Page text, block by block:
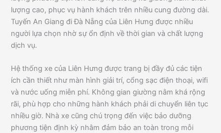
lượng cao, phục vụ hành khách trên nhiều cung đường dài.
Tuyến An Giang đi Đà Nẵng của Liên Hưng được nhiều
người lựa chọn nhờ sự ổn định về thời gian và chất lượng
dịch vụ.
Hệ thống xe của Liên Hưng được trang bị đầy đủ các tiện
ích cần thiết như màn hình giải trí, cổng sạc điện thoại, wifi
và nước uống miễn phí. Không gian giường nằm khá rộng
rãi, phù hợp cho những hành khách phải di chuyển liên tục
nhiều giờ. Nhà xe cũng chú trọng đến việc bảo dưỡng
phương tiện định kỳ nhằm đảm bảo an toàn trong mỗi